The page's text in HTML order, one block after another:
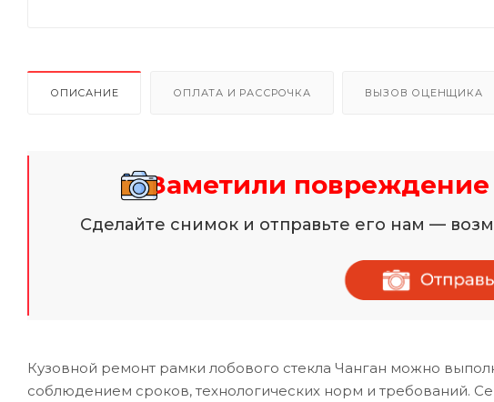
ОПИСАНИЕ ОПЛАТА И РАССРОЧКА ВЫЗОВ ОЦЕНЩИКА
Заметили повреждение
Сделайте снимок и отправьте его нам —
Кузовной ремонт рамки лобового стекла Чанган можно
соблюдением сроков, технологических норм и требований.